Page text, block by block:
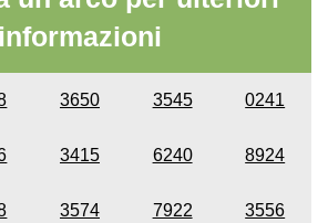
informazioni
3650 3545 0241
3415 6240 8924
3574 7922 3556